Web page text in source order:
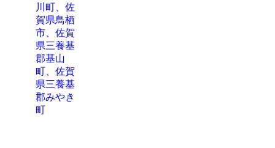
川町、佐
賀県鳥栖
市、佐賀
県三養基
郡基山
町、佐賀
県三養基
郡みやき
町